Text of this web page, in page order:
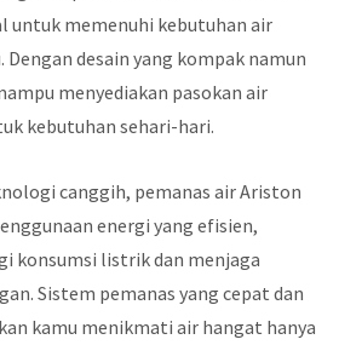
untuk memenuhi kebutuhan air
desain yang kompak namun
menyediakan pasokan air
kebutuhan sehari-hari.
canggih, pemanas air Ariston
energi yang efisien,
konsumsi listrik dan menjaga
Sistem pemanas yang cepat dan
kamu menikmati air hangat hanya